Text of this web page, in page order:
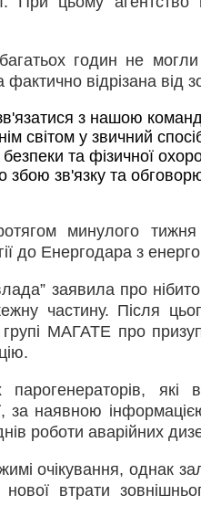
годин не могли
відрізана від
з нашою
світом у звичний
та фізичної
зв'язку та
минулого тижня
до Енергодара з
заявила про нібито
частину. Після
МАГАТЕ про
які
за наявною
роботи аварійних
очікування, однак
втрати